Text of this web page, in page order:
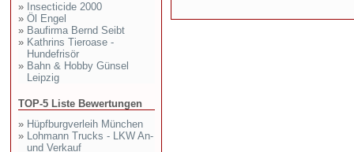
» Insecticide 2000
» Öl Engel
» Baufirma Bernd Seibt
» Kathrins Tieroase -
Hundefrisör
» Bahn & Hobby Günsel
Leipzig
TOP-5 Liste Bewertungen
» Hüpfburgverleih München
» Lohmann Trucks - LKW An-
und Verkauf